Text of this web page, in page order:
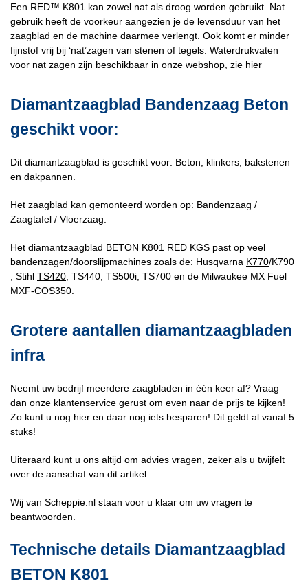
Een RED™ K801 kan zowel nat als droog worden gebruikt. Nat
gebruik heeft de voorkeur aangezien je de levensduur van het
zaagblad en de machine daarmee verlengt. Ook komt er minder
fijnstof vrij bij ‘nat’zagen van stenen of tegels. Waterdrukvaten
voor nat zagen zijn beschikbaar in onze webshop, zie hier
Diamantzaagblad Bandenzaag Beton
geschikt voor:
Dit diamantzaagblad is geschikt voor: Beton, klinkers, bakstenen
en dakpannen.
Het zaagblad kan gemonteerd worden op: Bandenzaag /
Zaagtafel / Vloerzaag.
Het diamantzaagblad BETON K801 RED KGS past op veel
bandenzagen/doorslijpmachines zoals de: Husqvarna K770/K790
, Stihl TS420 , TS440, TS500i, TS700 en de Milwaukee MX Fuel
MXF-COS350.
Grotere aantallen diamantzaagbladen
infra
Neemt uw bedrijf meerdere zaagbladen in één keer af? Vraag
dan onze klantenservice gerust om even naar de prijs te kijken!
Zo kunt u nog hier en daar nog iets besparen! Dit geldt al vanaf 5
stuks!
Uiteraard kunt u ons altijd om advies vragen, zeker als u twijfelt
over de aanschaf van dit artikel.
Wij van Scheppie.nl staan voor u klaar om uw vragen te
beantwoorden.
Technische details Diamantzaagblad
BETON K801